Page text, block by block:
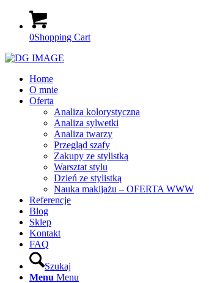
0Shopping Cart
Home
O mnie
Oferta
Analiza kolorystyczna
Analiza sylwetki
Analiza twarzy
Przegląd szafy
Zakupy ze stylistką
Warsztat stylu
Dzień ze stylistką
Nauka makijażu – OFERTA WWW
Referencje
Blog
Sklep
Kontakt
FAQ
Szukaj
Menu Menu